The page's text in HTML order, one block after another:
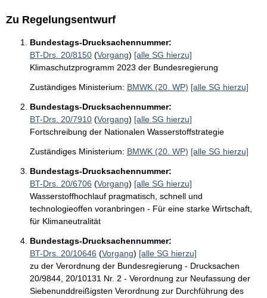
Zu Regelungsentwurf
Bundestags-Drucksachennummer:
BT-Drs. 20/8150 (Vorgang) [alle SG hierzu]
Klimaschutzprogramm 2023 der Bundesregierung
Zuständiges Ministerium: BMWK (20. WP) [alle SG hierzu]
Bundestags-Drucksachennummer:
BT-Drs. 20/7910 (Vorgang) [alle SG hierzu]
Fortschreibung der Nationalen Wasserstoffstrategie
Zuständiges Ministerium: BMWK (20. WP) [alle SG hierzu]
Bundestags-Drucksachennummer:
BT-Drs. 20/6706 (Vorgang) [alle SG hierzu]
Wasserstoffhochlauf pragmatisch, schnell und
technologieoffen voranbringen - Für eine starke Wirtschaft,
für Klimaneutralität
Bundestags-Drucksachennummer:
BT-Drs. 20/10646 (Vorgang) [alle SG hierzu]
zu der Verordnung der Bundesregierung - Drucksachen
20/9844, 20/10131 Nr. 2 - Verordnung zur Neufassung der
Siebenunddreißigsten Verordnung zur Durchführung des